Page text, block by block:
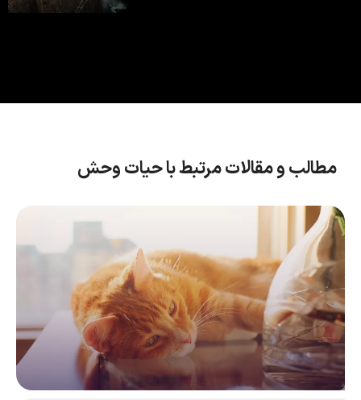
مطالب و مقالات مرتبط با حیات وحش